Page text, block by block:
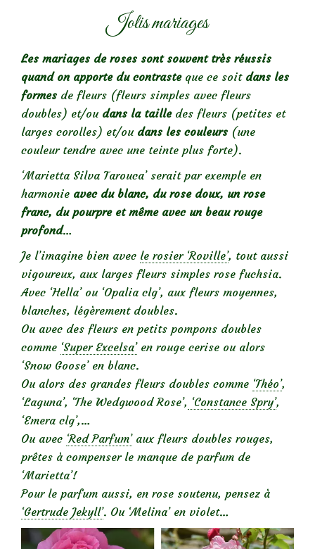
Jolis mariages
Les mariages de roses sont souvent très réussis
quand on apporte du contrasteque ce soit dans les
formes de fleurs (fleurs simples avec fleurs
doubles) et/ou dans la tailledes fleurs (petites et
larges corolles) et/ou dans les couleurs (une
couleur tendre avec une teinte plus forte).
‘Marietta Silva Tarouca’ serait par exemple en
harmonie avec du blanc, du rose doux, un rose
franc, du pourpre et même avec un beau rouge
profond…
Je l’imagine bien avec le rosier ‘Roville’, tout aussi
vigoureux, aux larges fleurs simples rose fuchsia.
Avec ‘Hella’ ou ‘Opalia clg’, aux fleurs moyennes,
blanches, légèrement doubles.
Ou avec des fleurs en petits pompons doubles
comme ‘Super Excelsa’en rouge cerise ou alors
‘Snow Goose’ en blanc.
Ou alors des grandes fleurs doubles comme ‘Théo’,
‘Laguna’, ‘The Wedgwood Rose’, ‘Constance Spry’,
‘Emera clg’,…
Ou avec ‘Red Parfum’aux fleurs doubles rouges,
prêtes à compenser le manque de parfum de
‘Marietta’!
Pour le parfum aussi, en rose soutenu, pensez à
‘Gertrude Jekyll’. Ou ‘Melina’ en violet…